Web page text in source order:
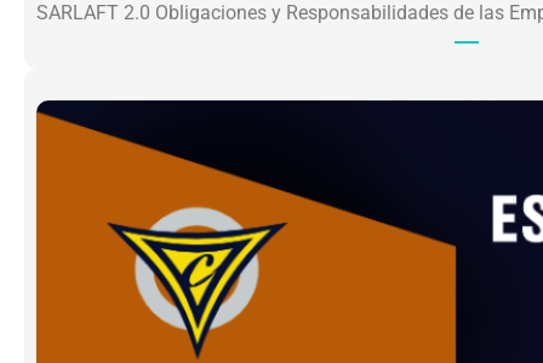
SARLAFT 2.0 Obligaciones y Responsabilidades de las